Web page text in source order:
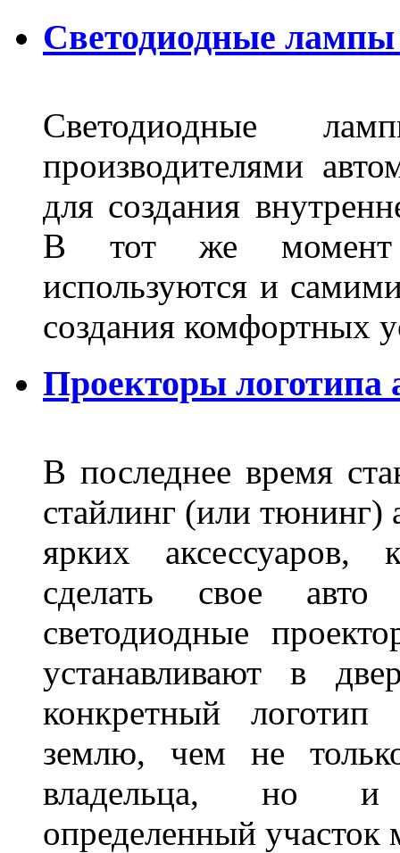
Светодиодные
Светодиодные
производителями
для создания
В тот же момент
используются и
создания комфортных
Проекторы логотипа
В последнее время
стайлинг (или тюнинг)
ярких аксессуаров,
сделать свое
светодиодные
устанавливают в
конкретный логотип
землю, чем не
владельца, но и
определенный участок